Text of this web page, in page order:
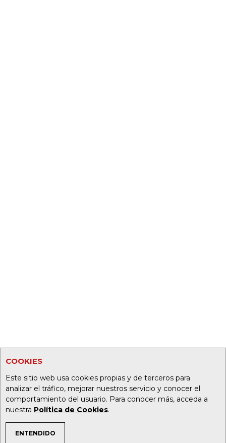
COOKIES
Este sitio web usa cookies propias y de terceros para
analizar el tráfico, mejorar nuestros servicio y conocer el
comportamiento del usuario. Para conocer más, acceda a
nuestra Política de Cookies.
ENTENDIDO